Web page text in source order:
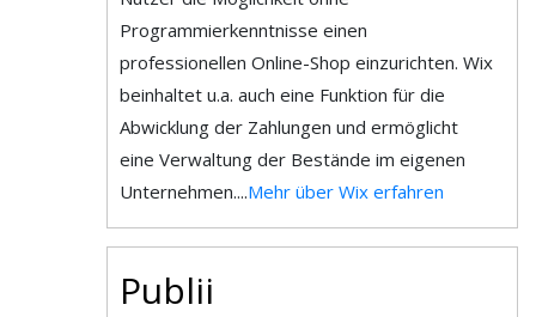
Programmierkenntnisse einen
professionellen Online-Shop einzurichten. Wix
beinhaltet u.a. auch eine Funktion für die
Abwicklung der Zahlungen und ermöglicht
eine Verwaltung der Bestände im eigenen
Unternehmen....Mehr über Wix erfahren
Publii